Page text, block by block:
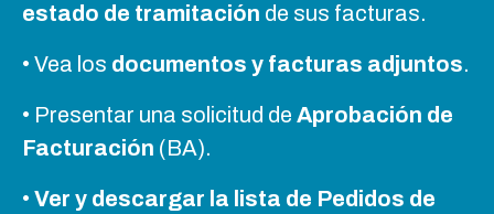
estado de tramitación de sus facturas.
• Vea los documentos y facturas adjuntos.
• Presentar una solicitud de Aprobación de
Facturación (BA).
• Ver y descargar la lista de Pedidos de